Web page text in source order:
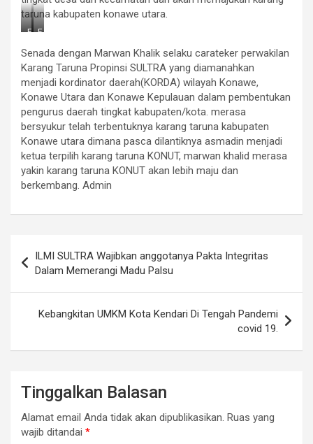
a
a
R
a
y
a
t
i
c
a
a
a
R
a
y
a
t
B
i
c
a
a
taruna kabupaten konawe utara.
F
t
o
S
a
a
n
y
a
R
a
k
c
a
F
t
o
S
a
a
n
y
a
a
k
a
Senada dengan Marwan Khalik selaku carateker perwakilan
Karang Taruna Propinsi SULTRA yang diamanahkan
menjadi kordinator daerah(KORDA) wilayah Konawe,
Konawe Utara dan Konawe Kepulauan dalam pembentukan
pengurus daerah tingkat kabupaten/kota. merasa
bersyukur telah terbentuknya karang taruna kabupaten
Konawe utara dimana pasca dilantiknya asmadin menjadi
ketua terpilih karang taruna KONUT, marwan khalid merasa
yakin karang taruna KONUT akan lebih maju dan
berkembang. Admin
pos
ILMI SULTRA Wajibkan anggotanya Pakta Integritas
Dalam Memerangi Madu Palsu
Kebangkitan UMKM Kota Kendari Di Tengah Pandemi
covid 19.
Tinggalkan Balasan
Alamat email Anda tidak akan dipublikasikan. Ruas yang
wajib ditandai *